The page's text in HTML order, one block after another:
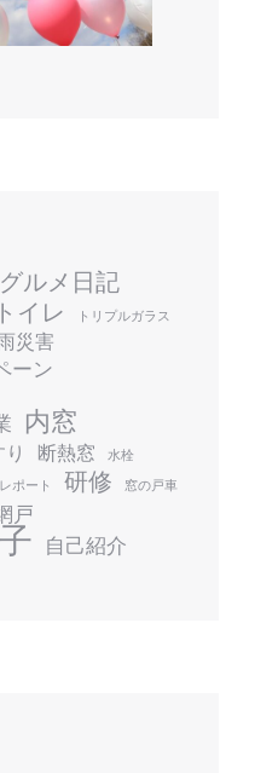
グルメ日記
トイレ トリプルガラス
災害
ーン
内窓
断熱窓 水栓
ポート 研修 窓の戸車
戸
自己紹介